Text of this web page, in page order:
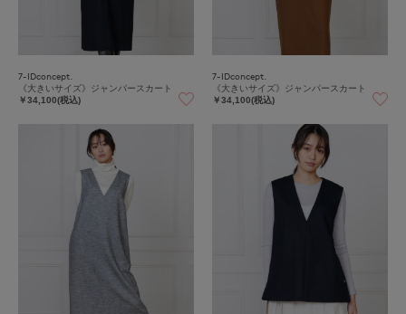
7-IDconcept.
《大きいサイズ》ジャンパースカート
￥34,100(税込)
7-IDconcept.
《大きいサイズ》ジャンパースカート
￥34,100(税込)